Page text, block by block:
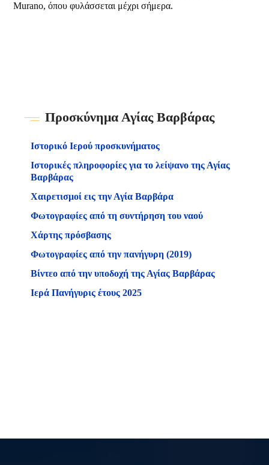
Murano, όπου φυλάσσεται μέχρι σήμερα.
Προσκύνημα Αγίας Βαρβάρας
Ιστορικό Ιερού προσκυνήματος
Ιστορικές πληροφορίες για το λείψανο της Αγίας
Βαρβάρας
Χαιρετισμοί εις την Αγία Βαρβάρα
Φωτογραφίες από τη συντήρηση του ναού
Χάρτης πρόσβασης
Φωτογραφίες από την πανήγυρη (2019)
Βίντεο από την υποδοχή της Αγίας Βαρβάρας
Ιερά Πανήγυρις έτους 2025